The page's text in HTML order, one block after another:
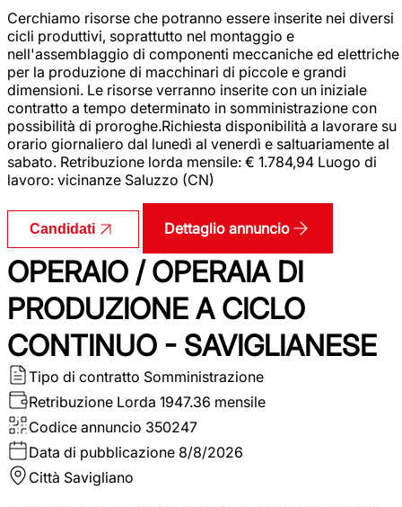
Cerchiamo risorse che potranno essere inserite nei diversi
cicli produttivi, soprattutto nel montaggio e
nell'assemblaggio di componenti meccaniche ed elettriche
per la produzione di macchinari di piccole e grandi
dimensioni. Le risorse verranno inserite con un iniziale
contratto a tempo determinato in somministrazione con
possibilità di proroghe.Richiesta disponibilità a lavorare su
orario giornaliero dal lunedì al venerdì e saltuariamente al
sabato. Retribuzione lorda mensile: € 1.784,94 Luogo di
lavoro: vicinanze Saluzzo (CN)
Candidati Dettaglio annuncio
OPERAIO / OPERAIA DI
PRODUZIONE A CICLO
CONTINUO - SAVIGLIANESE
Tipo di contratto Somministrazione
Retribuzione Lorda 1947.36 mensile
Codice annuncio 350247
Data di pubblicazione 8/8/2026
Città Savigliano